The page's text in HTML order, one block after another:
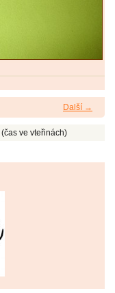
Další →
(čas ve vteřinách)